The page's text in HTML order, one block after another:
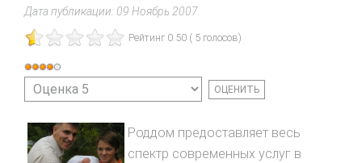
Дата публикации: 09 Ноябрь 2007
Рейтинг 0.50 ( 5 голосов)
Рейтинг:
4/5
Пожалуйста,
Роддом предоставляет весь
спектр современных услуг в